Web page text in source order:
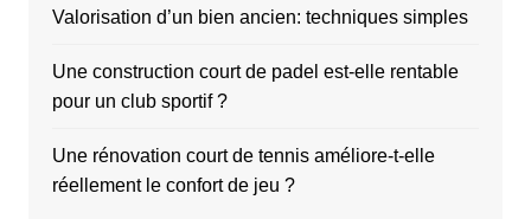
Valorisation d’un bien ancien: techniques simples
Une construction court de padel est-elle rentable
pour un club sportif ?
Une rénovation court de tennis améliore-t-elle
réellement le confort de jeu ?